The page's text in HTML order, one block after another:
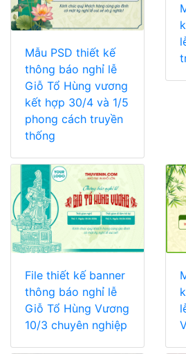
Mẫu PSD thiết kế
thông báo nghỉ lễ
Giỗ Tổ Hùng vương
kết hợp 30/4 và 1/5
phong cách truyền
thống
File thiết kế banner
thông báo nghỉ lễ
Giỗ Tổ Hùng Vương
10/3 chuyên nghiệp